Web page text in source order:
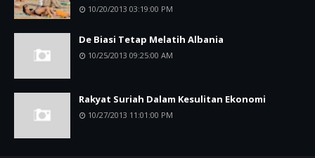
10/20/2013 03:19:00 PM
De Biasi Tetap Melatih Albania
10/25/2013 09:25:00 AM
Rakyat Suriah Dalam Kesulitan Ekonomi
10/27/2013 11:01:00 PM